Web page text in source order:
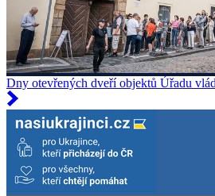
Dny otevřených dveří objektů Úřadu